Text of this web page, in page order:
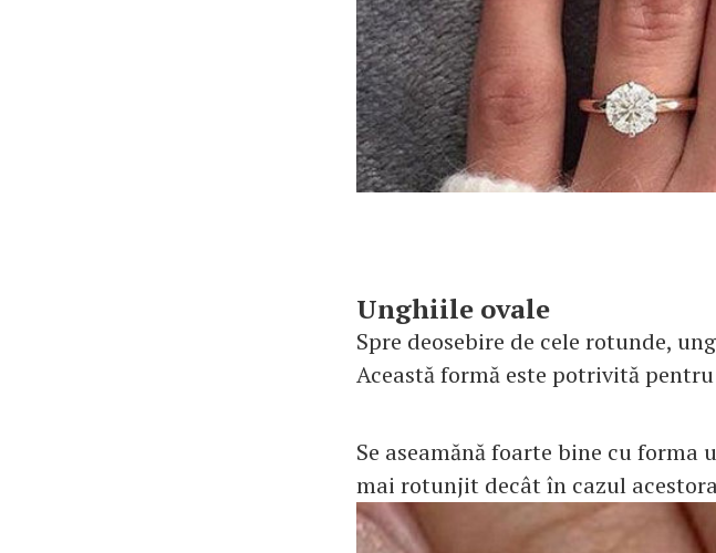
Unghiile ovale
Spre deosebire de cele rotunde,
Această formă este potrivită
Se aseamănă foarte bine cu
mai rotunjit decât în cazul